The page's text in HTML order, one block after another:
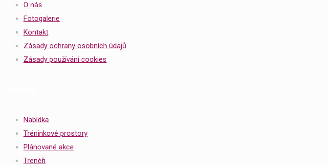
O nás
Fotogalerie
Kontakt
Zásady ochrany osobních údajů
Zásady používání cookies
Nabídka
Tréninkové prostory
Plánované akce
Trenéři